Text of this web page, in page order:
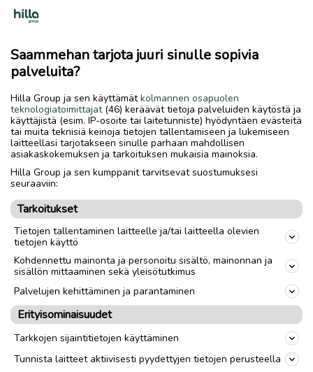
TAVARAVAIHDOT, esim osviittaa:
kiinalainen mopo skootteri käy päikseen vaihdossa tms. jopa
paperittomat kiinalaiset mopot jne mopot ja 125cc jne myös
Muutakin saa tarjota vaihdossa !
esim MTB 26 29 maastopyörä osia-raatoja. tai CycloCross.
jne Vialliset-vajaat Sähkö polkupyörät ja niiden
Sähkötekniikka osat, etenkin perus halppis kiinalaiset 28
sähkömummis osat..eli ns tarakka akullisten, joissa vanteessa
napamoottori, 28 ja 26 koot yleisesti...
**Tapauksesta riippuen saatan maksaa välirahaa jopa.
cagiva4ever@yahoo.com
nolla4o-8742o6neljä , vain soitot, kiitos ! ei Tekstareita !! En
käytä ns älypuhelinta, eikä kiinnosta tekstailla.
Soitot mieluiten 18:00 jälkeen.
@ paras, sinne suoraan vaihtokauppa kuvat tietoineen jne !
Saammehan tarjota juuri sinulle sopivia
palveluita?
Hilla Group ja sen käyttämätkolmannen osapuolen
teknologiatoimittajat(46) keräävät tietoja palveluiden käytöstä ja
käyttäjistä (esim. IP-osoite tai laitetunniste) hyödyntäen evästeitä
tai muita teknisiä keinoja tietojen tallentamiseen ja lukemiseen
laitteellasi tarjotakseen sinulle parhaan mahdollisen
asiakaskokemuksen ja tarkoituksen mukaisia mainoksia.
Hilla Group ja sen kumppanit tarvitsevat suostumuksesi
seuraaviin:
Tarkoitukset
Tietojen tallentaminen laitteelle ja/tai laitteella olevien
tietojen käyttö
Kohdennettu mainonta ja personoitu sisältö, mainonnan ja
sisällön mittaaminen sekä yleisötutkimus
Palvelujen kehittäminen ja parantaminen
Erityisominaisuudet
Tarkkojen sijaintitietojen käyttäminen
Tunnista laitteet aktiivisesti pyydettyjen tietojen perusteella